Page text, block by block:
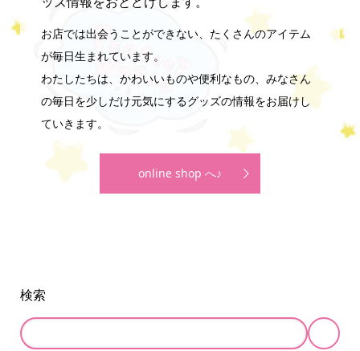
お店では出会うことができない、たくさんのアイテム
が毎日生まれています。
わたしたちは、かわいいものや便利なもの、みなさん
の毎日を少しだけ元気にするグッズの情報をお届けし
ていきます。
online shop へ♪
検索